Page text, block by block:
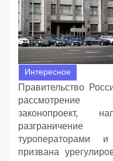
Интересное
Правительство
рассмотрение
законопроект,
разграничение
туроператорами
призвана